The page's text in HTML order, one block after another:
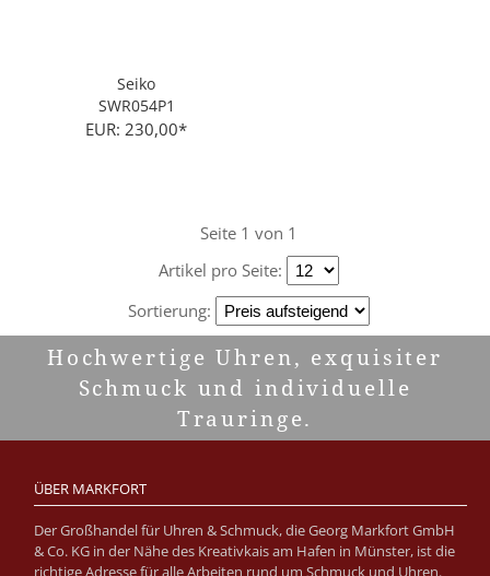
Seiko
SWR054P1
EUR: 230,00*
Seite 1 von 1
Artikel pro Seite:
Sortierung:
Hochwertige Uhren, exquisiter
Schmuck und individuelle
Trauringe.
ÜBER MARKFORT
Der Großhandel für Uhren & Schmuck, die Georg Markfort GmbH
& Co. KG in der Nähe des Kreativkais am Hafen in Münster, ist die
richtige Adresse für alle Arbeiten rund um Schmuck und Uhren.